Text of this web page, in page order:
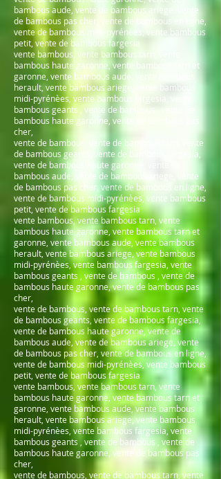
bambous aude, vente de bambous ariege, vente
de bambous pas cher, vente de bambous en ligne,
vente de bambous midi-pyrénèes, vente bambous
petit, vente de bambous fargesia
vente bambous, vente bambous tarn, vente
bambous haute garonne, vente bambous tarn et
garonne, vente bambous aude, vente bambous
herault, vente bambous ariege, vente bambous
midi-pyrénèes, vente bambous fargesia, vente
bambous geants , vente de bambous , vente de
bambous haute garonne, vente de bambous pas
cher,
vente de bambous, vente de bambous tarn, vente
de bambous geants, vente de bambous fargesia,
vente de bambous haute garonne, vente de
bambous aude, vente de bambous ariege, vente
de bambous pas cher, vente de bambous en ligne,
vente de bambous midi-pyrénèes, vente bambous
petit, vente de bambous fargesia
vente bambous, vente bambous tarn, vente
bambous haute garonne, vente bambous tarn et
garonne, vente bambous aude, vente bambous
herault, vente bambous ariege, vente bambous
midi-pyrénèes, vente bambous fargesia, vente
bambous geants , vente de bambous , vente de
bambous haute garonne, vente de bambous pas
cher,
vente de bambous, vente de bambous tarn, vente
de bambous geants, vente de bambous fargesia,
vente de bambous haute garonne, vente de
bambous aude, vente de bambous ariege, vente
de bambous pas cher, vente de bambous en ligne,
vente de bambous midi-pyrénèes, vente bambous
petit, vente de bambous fargesia
vente bambous, vente bambous tarn, vente
bambous haute garonne, vente bambous tarn et
garonne, vente bambous aude, vente bambous
herault, vente bambous ariege, vente bambous
midi-pyrénèes, vente bambous fargesia, vente
bambous geants , vente de bambous , vente de
bambous haute garonne, vente de bambous pas
cher,
vente de bambous, vente de bambous tarn, vente